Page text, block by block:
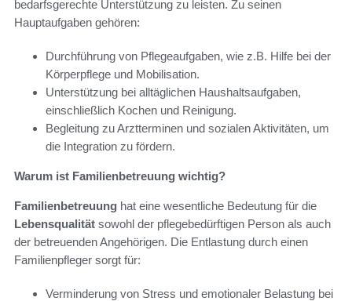
bedarfsgerechte Unterstützung zu leisten. Zu seinen
Hauptaufgaben gehören:
Durchführung von Pflegeaufgaben, wie z.B. Hilfe bei der
Körperpflege und Mobilisation.
Unterstützung bei alltäglichen Haushaltsaufgaben,
einschließlich Kochen und Reinigung.
Begleitung zu Arztterminen und sozialen Aktivitäten, um
die Integration zu fördern.
Warum ist Familienbetreuung wichtig?
Familienbetreuung hat eine wesentliche Bedeutung für die
Lebensqualität sowohl der pflegebedürftigen Person als auch
der betreuenden Angehörigen. Die Entlastung durch einen
Familienpfleger sorgt für:
Verminderung von Stress und emotionaler Belastung bei